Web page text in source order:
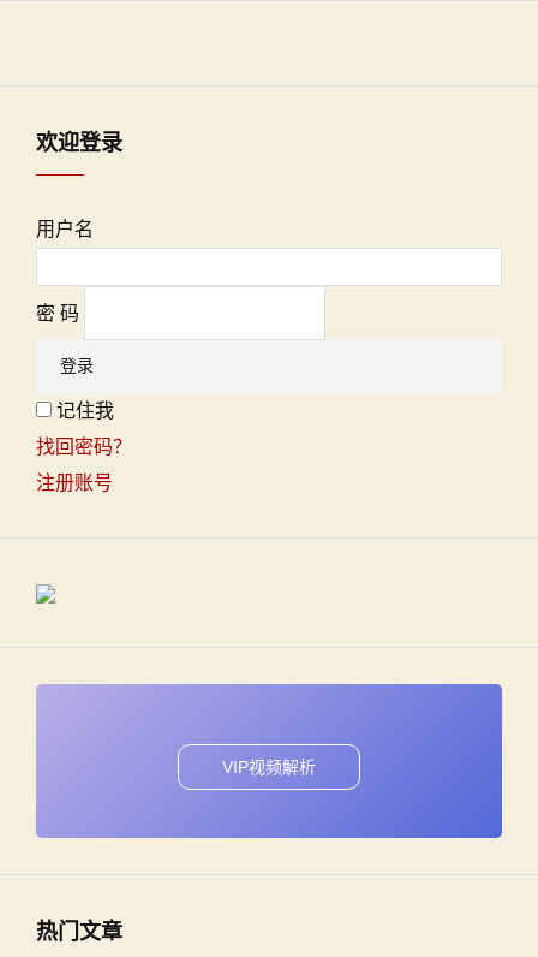
欢迎登录
用户名
密 码
记住我
找回密码？
注册账号
VIP视频解析
热门文章